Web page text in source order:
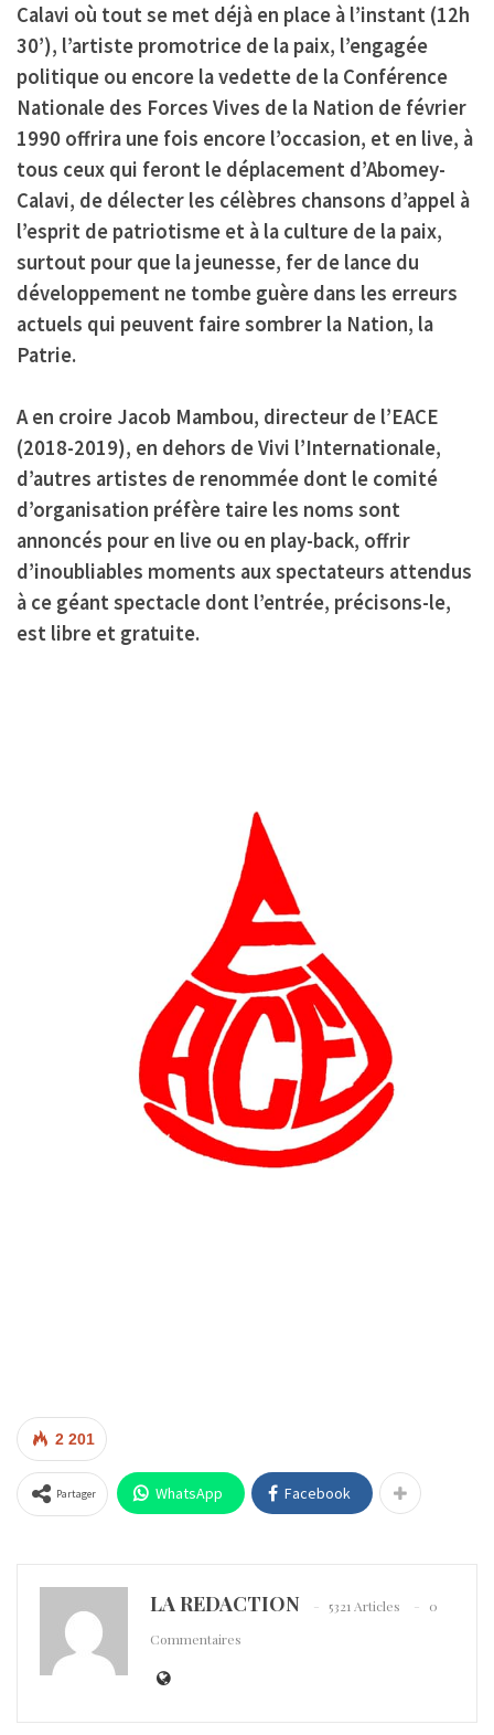
Calavi où tout se met déjà en place à l’instant (12h
30’), l’artiste promotrice de la paix, l’engagée
politique ou encore la vedette de la Conférence
Nationale des Forces Vives de la Nation de février
1990 offrira une fois encore l’occasion, et en live, à
tous ceux qui feront le déplacement d’Abomey-
Calavi, de délecter les célèbres chansons d’appel à
l’esprit de patriotisme et à la culture de la paix,
surtout pour que la jeunesse, fer de lance du
développement ne tombe guère dans les erreurs
actuels qui peuvent faire sombrer la Nation, la
Patrie.
A en croire Jacob Mambou, directeur de l’EACE
(2018-2019), en dehors deVivi l’Internationale,
d’autres artistes de renommée dont le comité
d’organisation préfère taire les noms sont
annoncés pour en live ou en play-back, offrir
d’inoubliables moments aux spectateurs attendus
à ce géant spectacle dont l’entrée, précisons-le,
est libre et gratuite.
2 201
Partager WhatsApp Facebook
LA REDACTION 5321 Articles
0
Commentaires